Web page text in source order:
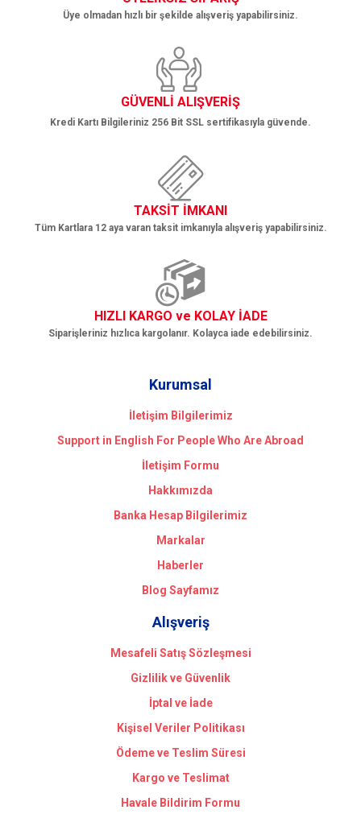
Gönder
Üye olmadan hızlı bir şekilde alışveriş yapabilirsiniz.
GÜVENLİ ALIŞVERİŞ
Kredi Kartı Bilgileriniz 256 Bit SSL sertifikasıyla güvende.
TAKSİT İMKANI
Tüm Kartlara 12 aya varan taksit imkanıyla alışveriş yapabilirsiniz.
HIZLI KARGO ve KOLAY İADE
Siparişleriniz hızlıca kargolanır. Kolayca iade edebilirsiniz.
Kurumsal
İletişim Bilgilerimiz
Support in English For People Who Are Abroad
İletişim Formu
Hakkımızda
Banka Hesap Bilgilerimiz
Markalar
Haberler
Blog Sayfamız
Alışveriş
Mesafeli Satış Sözleşmesi
Gizlilik ve Güvenlik
İptal ve İade
Kişisel Veriler Politikası
Ödeme ve Teslim Süresi
Kargo ve Teslimat
Havale Bildirim Formu